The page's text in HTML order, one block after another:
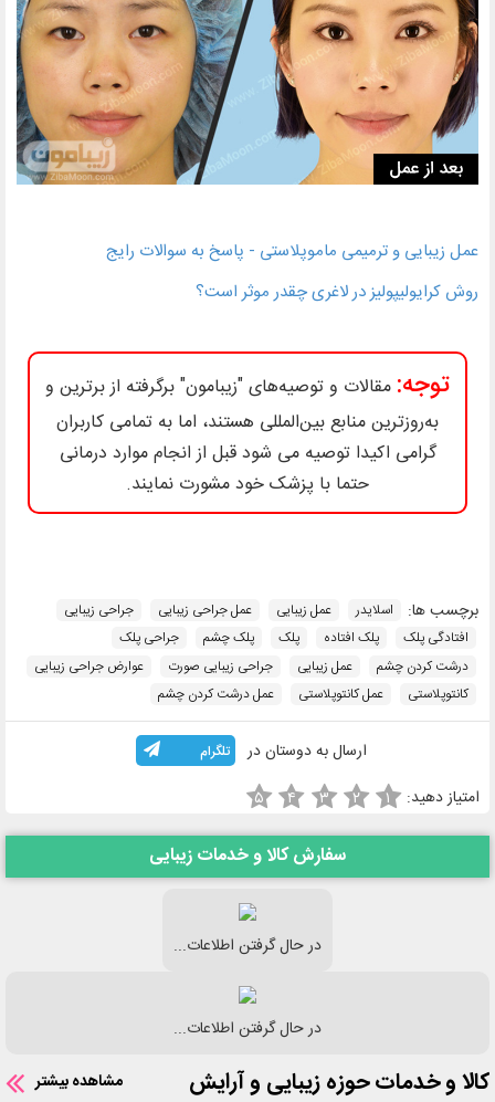
عمل زیبایی و ترمیمی ماموپلاستی - پاسخ به سوالات رایج
روش کرایولیپولیز در لاغری چقدر موثر است؟
توجه: مقالات و توصیه‌های "زیبامون" برگرفته از برترین و
به‌روزترین منابع بین‌المللی هستند، اما به تمامی کاربران
گرامی اکیدا توصیه می شود قبل از انجام موارد درمانی
حتما با پزشک خود مشورت نمایند.
برچسب ها: اسلایدر عمل زیبایی عمل جراحی زیبایی
جراحی زیبایی
افتادگی پلک
پلک افتاده پلک پلک چشم
جراحی پلک
درشت کردن چشم
عمل زیبایی جراحی زیبایی صورت
عوارض جراحی زیبایی
کانتوپلاستی
عمل کانتوپلاستی عمل درشت کردن چشم
ارسال به دوستان در تلگرام
امتیاز دهید: ۱ ۲ ۳ ۴ ۵
سفارش کالا و خدمات زیبایی
در حال گرفتن اطلاعات...
در حال گرفتن اطلاعات...
کالا و خدمات حوزه زیبایی و آرایش مشاهده بیشتر